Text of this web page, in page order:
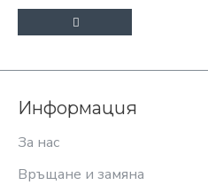
Информация
За нас
Връщане и замяна